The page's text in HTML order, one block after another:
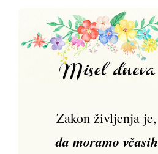
Zakon življenja je,
da moramo včasih